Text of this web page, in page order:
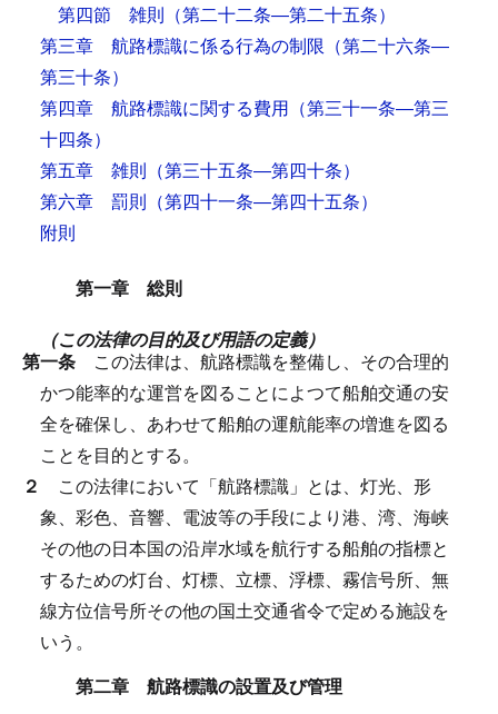
第四節 雑則 （第二十二条―第二十五条）
第三章 航路標識に係る行為の制限 （第二十六条―
第三十条）
第四章 航路標識に関する費用 （第三十一条―第三
十四条）
第五章 雑則 （第三十五条―第四十条）
第六章 罰則 （第四十一条―第四十五条）
附則
第一章 総則
（この法律の目的及び用語の定義）
第一条 この法律は、航路標識を整備し、その合理的
かつ能率的な運営を図ることによつて船舶交通の安
全を確保し、あわせて船舶の運航能率の増進を図る
ことを目的とする。
２ この法律において「航路標識」とは、灯光、形
象、彩色、音響、電波等の手段により港、湾、海峡
その他の日本国の沿岸水域を航行する船舶の指標と
するための灯台、灯標、立標、浮標、霧信号所、無
線方位信号所その他の国土交通省令で定める施設を
いう。
第二章 航路標識の設置及び管理